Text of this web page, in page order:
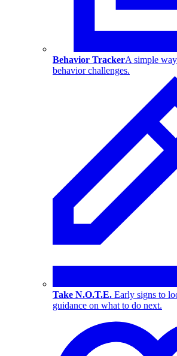
Behavior TrackerA simple
behavior challenges.
Take N.O.T.E. Early signs to
guidance on what to do next.